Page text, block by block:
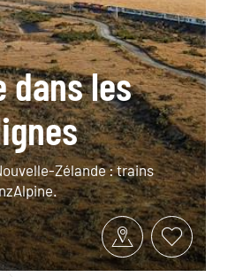
dans les
Zélande : trains